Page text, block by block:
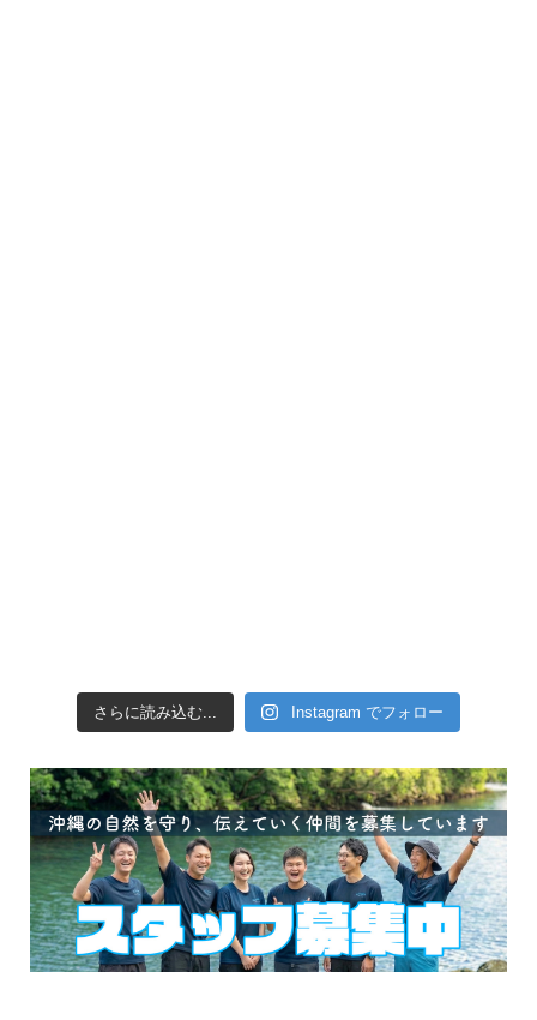
さらに読み込む... Instagram でフォロー